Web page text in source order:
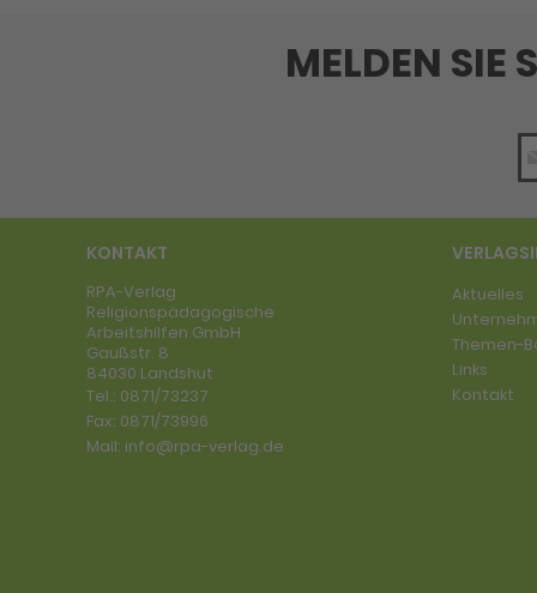
MELDEN SIE
KONTAKT
RPA-Verlag
Religionspädagogische
Arbeitshilfen GmbH
Gaußstr. 8
84030 Landshut
Tel.: 0871/73237
Fax: 0871/73996
Mail: info@rpa-verlag.de
Aktuelles
Themen-
Links
Kontakt